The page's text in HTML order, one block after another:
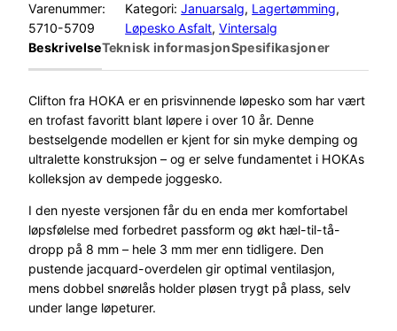
Varenummer:
5710-5709
Kategori:Januarsalg, Lagertømming
Løpesko Asfalt, Vintersalg
BeskrivelseTeknisk informasjonSpesifikasjoner
Clifton fra HOKA er en prisvinnende løpesko som har vært
en trofast favoritt blant løpere i over 10 år. Denne
bestselgende modellen er kjent for sin myke demping og
ultralette konstruksjon – og er selve fundamentet i HOKAs
kolleksjon av dempede joggesko.
I den nyeste versjonen får du en enda mer komfortabel
løpsfølelse med forbedret passform og økt hæl-til-tå-
dropp på 8 mm – hele 3 mm mer enn tidligere. Den
pustende jacquard-overdelen gir optimal ventilasjon,
mens dobbel snørelås holder pløsen trygt på plass, selv
under lange løpeturer.